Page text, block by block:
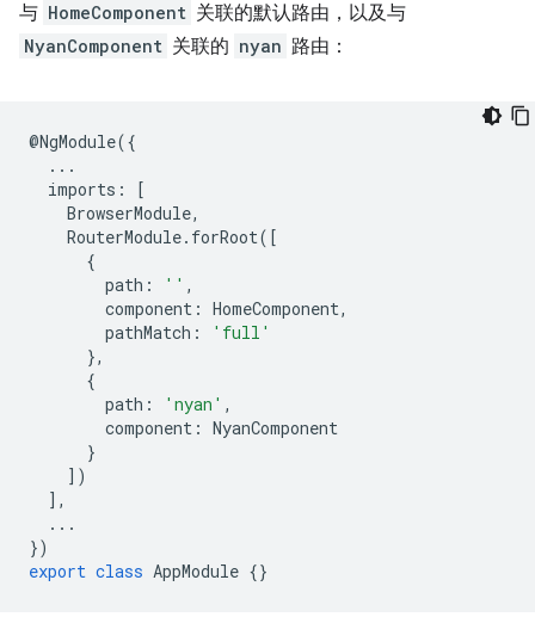
与 HomeComponent 关联的默认路由，以及与
NyanComponent 关联的 nyan 路由：
@NgModule({
...
imports :
[
BrowserModule,
RouterModule. forRoot([
{
path : '' ,
component : HomeComponent,
pathMatch :
'full'
},
{
path : 'nyan' ,
component : NyanComponent
}
])
],
...
})
export class AppModule {}